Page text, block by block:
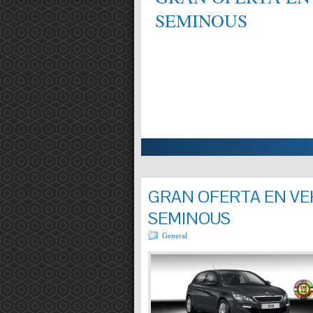
EN MECÀNICA,
Entrada completa »
SEMINOUS
GRAN OFERTA EN
SEMINOUS
General